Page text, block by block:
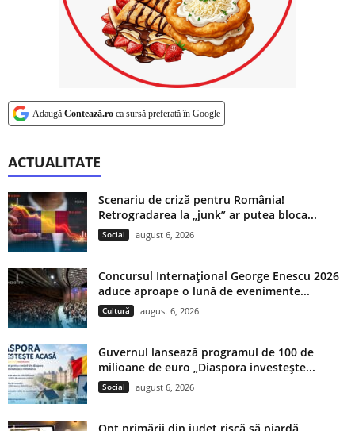
Adaugă Contează.ro ca sursă preferată în Google
ACTUALITATE
Scenariu de criză pentru România!
Retrogradarea la „junk” ar putea bloca...
Social august 6, 2026
Concursul Internațional George Enescu 2026
aduce aproape o lună de evenimente...
Cultură august 6, 2026
Guvernul lansează programul de 100 de
milioane de euro „Diaspora investește...
Social august 6, 2026